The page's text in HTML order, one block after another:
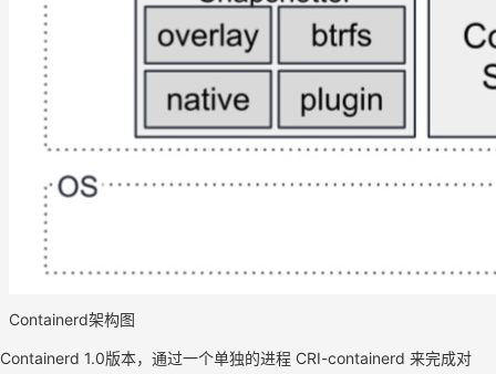
Containerd架构图
Containerd 1.0版本，通过一个单独的进程 CRI-containerd 来完成对